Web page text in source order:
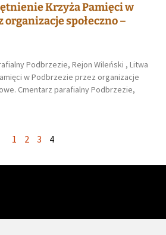
Krzyża Pamięci w
organizacje społeczno –
Podbrzezie, Rejon Wileński , Litwa
w Podbrzezie przez organizacje
Cmentarz parafialny Podbrzezie,
1 2 3 4